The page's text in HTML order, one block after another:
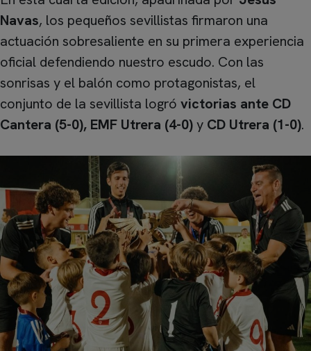
Navas, los pequeños sevillistas firmaron una
actuación sobresaliente en su primera experiencia
oficial defendiendo nuestro escudo. Con las
sonrisas y el balón como protagonistas, el
conjunto de la sevillista logró victorias ante CD
Cantera (5-0), EMF Utrera (4-0)y CD Utrera (1-0).